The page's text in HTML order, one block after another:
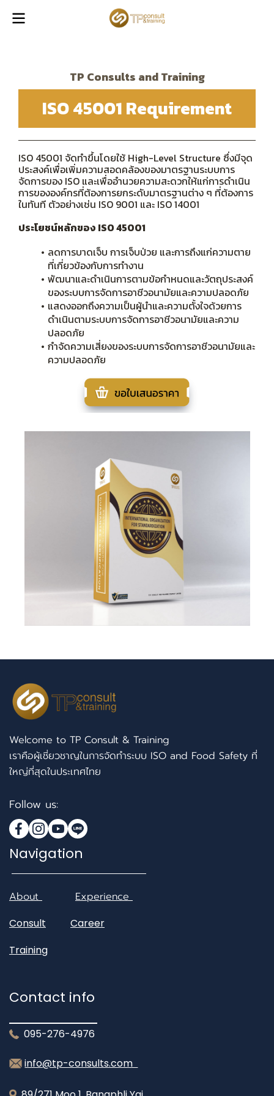
TP Consults and Training
ISO 45001 Requirement
ISO 45001 จัดทำขึ้นโดยใช้ High-Level Structure ซึ่งมีจุด
ประสงค์เพื่อเพิ่มความสอดคล้องของมาตรฐานระบบการ
จัดการของ ISO และเพื่ออำนวยความสะดวกให้แก่การดำเนิน
การขององค์กรที่ต้องการยกระดับมาตรฐานต่าง ๆ ที่ต้องการ
ในทันที ตัวอย่างเช่น ISO 9001 และ ISO 14001
ประโยชน์หลักของ ISO 45001
ลดการบาดเจ็บ การเจ็บป่วย และการถึงแก่ความตาย
ที่เกี่ยวข้องกับการทำงาน
พัฒนาและดำเนินการตามข้อกำหนดและวัตถุประสงค์
ของระบบการจัดการอาชีวอนามัยและความปลอดภัย
แสดงออกถึงความเป็นผู้นำและความตั้งใจด้วยการ
ดำเนินตามระบบการจัดการอาชีวอนามัยและความ
ปลอดภัย
กำจัดความเสี่ยงของระบบการจัดการอาชีวอนามัยและ
ความปลอดภัย
Welcome to TP Consult & Training
เราคือผู้เชี่ยวชาญในการจัดทำระบบ ISO and Food Safety ที่
ใหญ่ที่สุดในประเทศไทย
Follow us:
Navigation
About Experience
Consult
Career
Training
Contact info
095-276-4976
info@tp-consults.com